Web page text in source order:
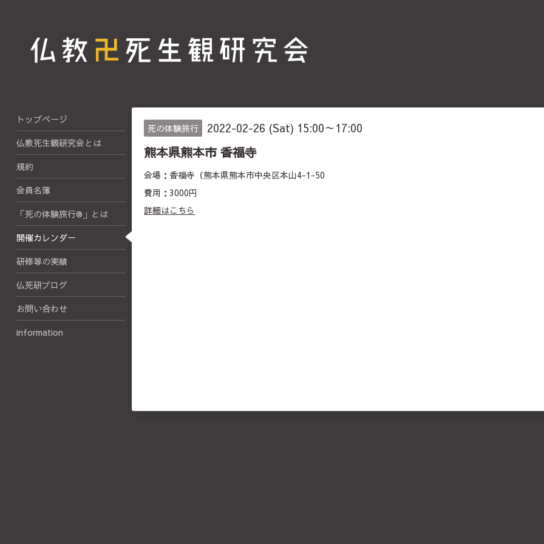
死の体験旅行 2022-02-26 (Sat) 15:00～17:00
熊本県熊本市 香福寺
会場：香福寺（熊本県熊本市中央区本山4-1-50
費用：3000円
詳細はこちら
トップページ
仏教死生観研究会とは
規約
会員名簿
「死の体験旅行®」とは
開催カレンダー
研修等の実績
仏死研ブログ
お問い合わせ
information